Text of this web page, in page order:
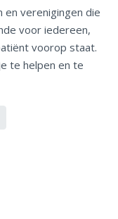
en verenigingen die
voor iedereen,
voorop staat.
te helpen en te